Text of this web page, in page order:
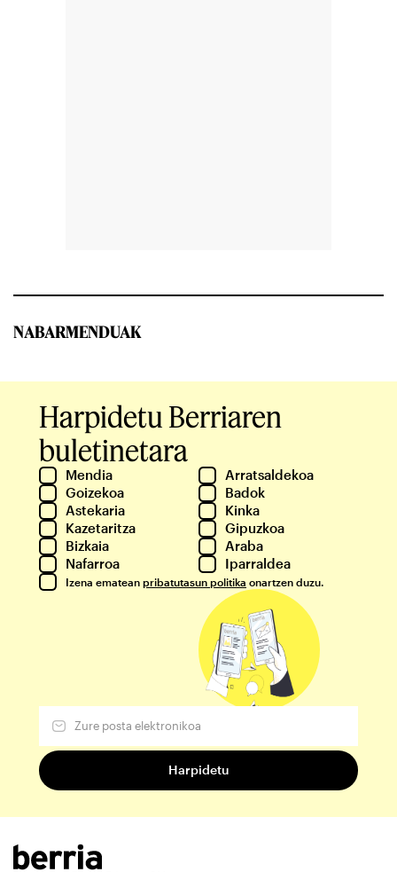
NABARMENDUAK
Harpidetu Berriaren
buletinetara
Mendia
Arratsaldekoa
Goizekoa
Badok
Astekaria
Kinka
Kazetaritza
Gipuzkoa
Bizkaia
Araba
Nafarroa
Iparraldea
Izena ematean pribatutasun politika onartzen duzu.